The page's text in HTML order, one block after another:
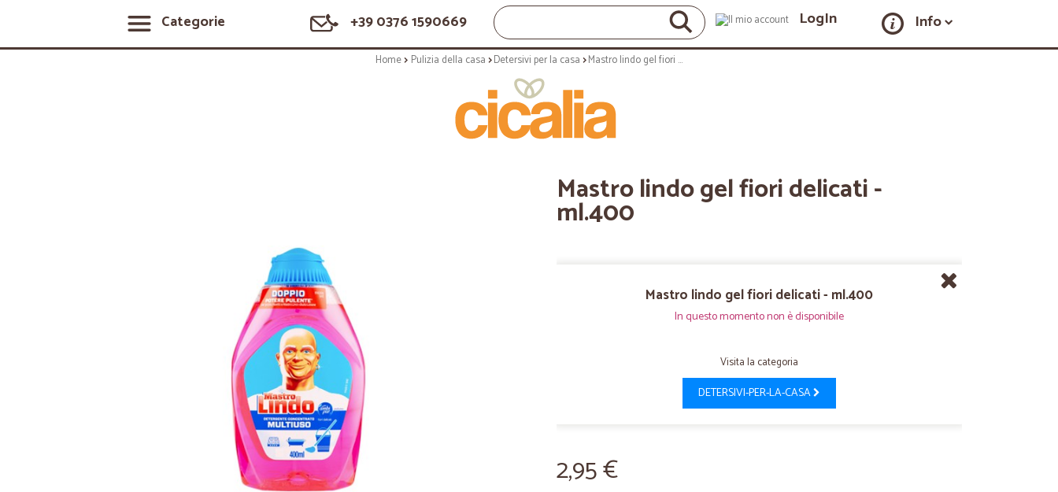
Categorie +39 0376 1590669 LogIn Info
Home Pulizia della casa Detersivi per la casa Mastro lindo gel fiori delicati - ml.400
Mastro lindo gel fiori delicati -
ml.400
Mastro lindo gel fiori delicati - ml.400
In questo momento non è disponibile
Visita la categoria
DETERSIVI-PER-LA-CASA
2,95 €